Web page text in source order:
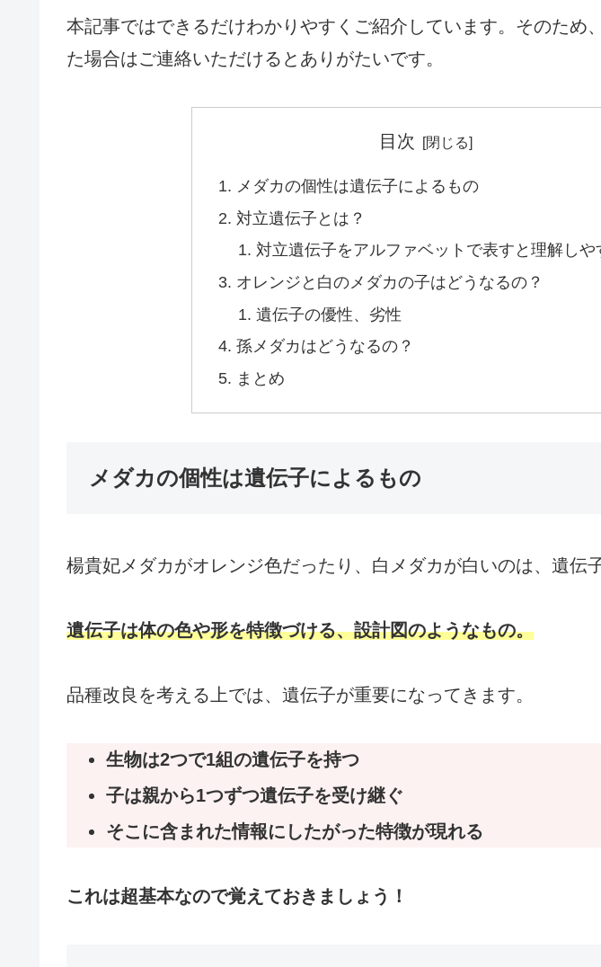
本記事ではできるだけわかりやすくご紹介しています。そのため
た場合はご連絡いただけるとありがたいです。
目次
メダカの個性は遺伝子によるもの
対立遺伝子とは？
対立遺伝子をアルファベットで表すと理解しや
オレンジと白のメダカの子はどうなるの？
遺伝子の優性、劣性
孫メダカはどうなるの？
まとめ
メダカの個性は遺伝子によるもの
楊貴妃メダカがオレンジ色だったり、白メダカが白いのは、遺伝
遺伝子は体の色や形を特徴づける、設計図のようなもの。
品種改良を考える上では、遺伝子が重要になってきます。
生物は2つで1組の遺伝子を持つ
子は親から1つずつ遺伝子を受け継ぐ
そこに含まれた情報にしたがった特徴が現れる
これは超基本なので覚えておきましょう！